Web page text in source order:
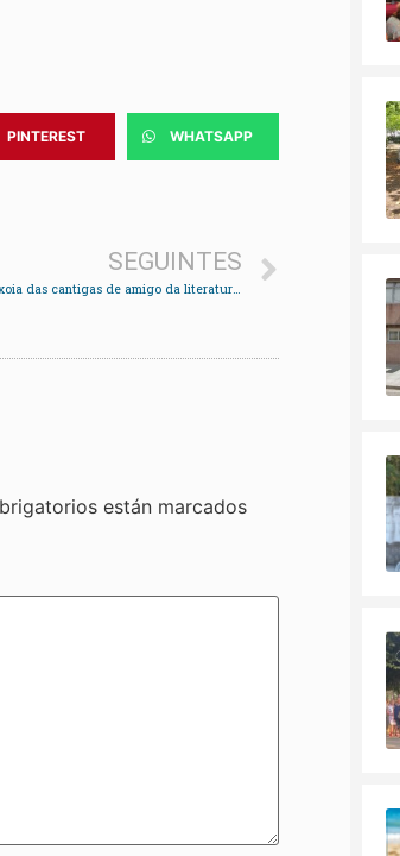
PINTEREST WHATSAPP
SEGUINTES
Julio Alonso fala da xoia das cantigas de amigo da literatura medieval, o Pergameo Vindel
están marcados